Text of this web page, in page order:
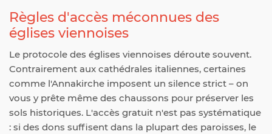
Règles d'accès méconnues des
églises viennoises
Le protocole des églises viennoises déroute souvent.
Contrairement aux cathédrales italiennes, certaines
comme l'Annakirche imposent un silence strict – on
vous y prête même des chaussons pour préserver les
sols historiques. L'accès gratuit n'est pas systématique
: si des dons suffisent dans la plupart des paroisses, le